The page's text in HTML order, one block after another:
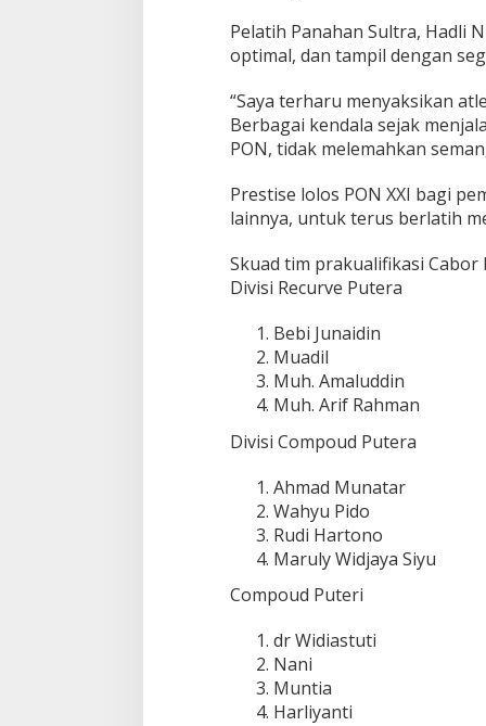
Pelatih Panahan Sultra, Hadli
optimal, dan tampil dengan
“Saya terharu menyaksikan
Berbagai kendala sejak
PON, tidak melemahkan
Prestise lolos PON XXI bagi
lainnya, untuk terus berlatih
Skuad tim prakualifikasi Cabor
Divisi Recurve Putera
Bebi Junaidin
Muadil
Muh. Amaluddin
Muh. Arif Rahman
Divisi Compoud Putera
Ahmad Munatar
Wahyu Pido
Rudi Hartono
Maruly Widjaya Siyu
Compoud Puteri
dr Widiastuti
Nani
Muntia
Harliyanti